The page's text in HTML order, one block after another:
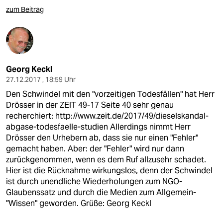
zum Beitrag
Georg Keckl
27.12.2017 , 18:59 Uhr
Den Schwindel mit den "vorzeitigen Todesfällen" hat Herr
Drösser in der ZEIT 49-17 Seite 40 sehr genau
recherchiert: http://www.zeit.de/2017/49/dieselskandal-
abgase-todesfaelle-studien Allerdings nimmt Herr
Drösser den Urhebern ab, dass sie nur einen "Fehler"
gemacht haben. Aber: der "Fehler" wird nur dann
zurückgenommen, wenn es dem Ruf allzusehr schadet.
Hier ist die Rücknahme wirkungslos, denn der Schwindel
ist durch unendliche Wiederholungen zum NGO-
Glaubenssatz und durch die Medien zum Allgemein-
"Wissen" geworden. Grüße: Georg Keckl